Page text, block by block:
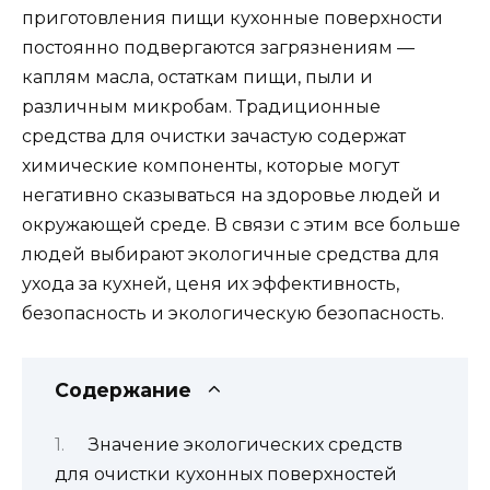
приготовления пищи кухонные поверхности
постоянно подвергаются загрязнениям —
каплям масла, остаткам пищи, пыли и
различным микробам. Традиционные
средства для очистки зачастую содержат
химические компоненты, которые могут
негативно сказываться на здоровье людей и
окружающей среде. В связи с этим все больше
людей выбирают экологичные средства для
ухода за кухней, ценя их эффективность,
безопасность и экологическую безопасность.
Содержание
Значение экологических средств
для очистки кухонных поверхностей